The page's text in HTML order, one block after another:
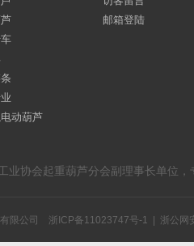
动葫芦
邮箱登陆
业协会起重葫芦分会副理事长单位
有限公司 浙ICP备11023747号-1 | 浙公网